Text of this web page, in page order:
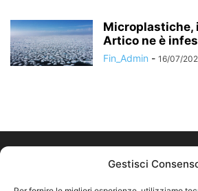
Gestisci
Microplastiche,
Artico ne è
Fin_Admin - 16/07/